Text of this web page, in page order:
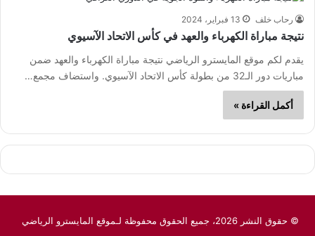
رحاب خلف 13 فبراير، 2024
نتيجة مباراة الكهرباء والعهد في كأس الاتحاد الآسيوي
يقدم لكم موقع المايسترو الرياضي نتيجة مباراة الكهرباء والعهد ضمن
مباريات دور الـ32 من بطولة كأس الاتحاد الآسيوي. واستضاف مجمع…
أكمل القراءة »
© حقوق النشر 2026، جميع الحقوق محفوظة لـموقع المايسترو الرياضي